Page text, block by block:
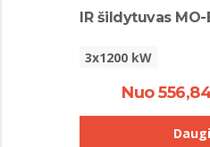
IR šildytuvas MO-
3x1200 kW
Nuo